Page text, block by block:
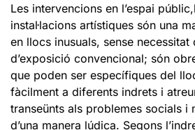
Les intervencions en l’espai
instal·lacions artístiques són una
en llocs inusuals, sense necessitat
d’exposició convencional; són
que poden ser específiques del
fàcilment a diferents indrets i
transeünts als problemes socials i
d’una manera lúdica. Segons